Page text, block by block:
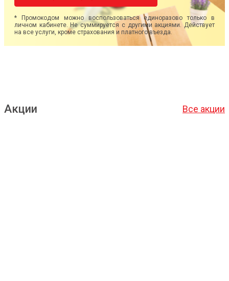
* Промокодом можно воспользоваться единоразово только в
личном кабинете. Не суммируется с другими акциями. Действует
на все услуги, кроме страхования и платного въезда.
Акции Все акции